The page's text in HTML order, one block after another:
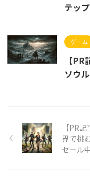
テッ
ゲーム
【
ソウ
【PR
界で挑
セール